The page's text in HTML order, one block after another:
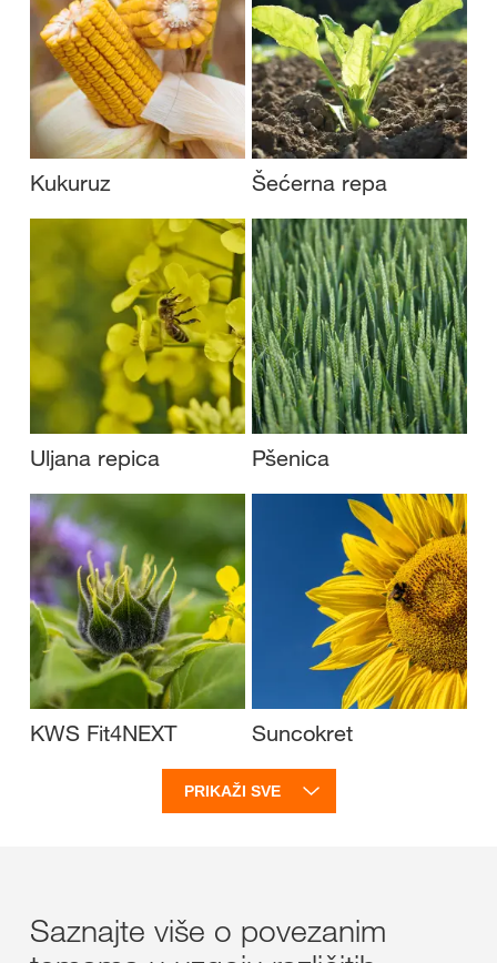
Kukuruz Šećerna repa
Uljana repica Pšenica
KWS Fit4NEXT Suncokret
PRIKAŽI SVE
Saznajte više o povezanim